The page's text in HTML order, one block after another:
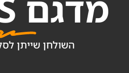
השולחן שייתן